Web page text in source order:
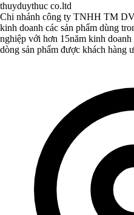
thuyduythuc co.ltd
Chi nhánh công ty TNHH TM
kinh doanh các sản phẩm dùng
nghiệp với hơn 15năm kinh
dòng sản phẩm được khách hàng